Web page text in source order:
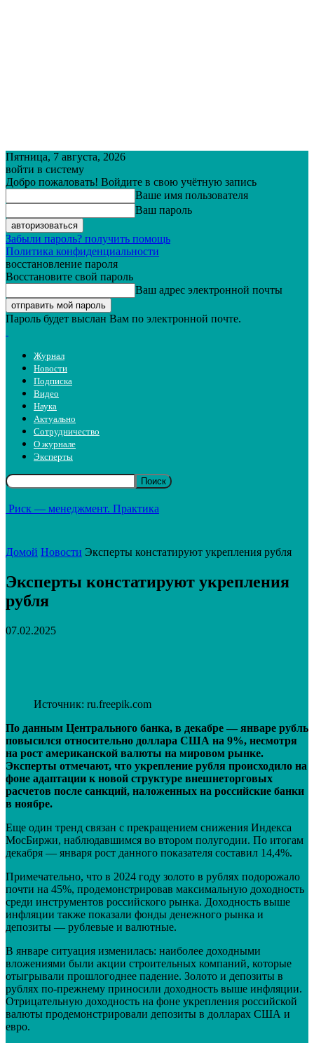
Пятница, 7 августа, 2026
войти в систему
Добро пожаловать! Войдите в свою учётную запись
Ваше имя пользователя
Ваш пароль
Забыли пароль? получить помощь
Политика конфиденциальности
восстановление пароля
Восстановите свой пароль
Ваш адрес электронной почты
Пароль будет выслан Вам по электронной почте.
Журнал
Новости
Подписка
Видео
Наука
Актуально
Сотрудничество
О журнале
Эксперты
Риск — менеджмент. Практика
Домой Новости Эксперты констатируют укрепления рубля
Эксперты констатируют укрепления
рубля
07.02.2025
Источник: ru.freepik.com
По данным Центрального банка, в декабре — январе рубль
повысился относительно доллара США на 9%, несмотря
на рост американской валюты на мировом рынке.
Эксперты отмечают, что укрепление рубля происходило на
фоне адаптации к новой структуре внешнеторговых
расчетов после санкций, наложенных на российские банки
в ноябре.
Еще один тренд связан с прекращением снижения Индекса
МосБиржи, наблюдавшимся во втором полугодии. По итогам
декабря — января рост данного показателя составил 14,4%.
Примечательно, что в 2024 году золото в рублях подорожало
почти на 45%, продемонстрировав максимальную доходность
среди инструментов российского рынка. Доходность выше
инфляции также показали фонды денежного рынка и
депозиты — рублевые и валютные.
В январе ситуация изменилась: наиболее доходными
вложениями были акции строительных компаний, которые
отыгрывали прошлогоднее падение. Золото и депозиты в
рублях по-прежнему приносили доходность выше инфляции.
Отрицательную доходность на фоне укрепления российской
валюты продемонстрировали депозиты в долларах США и
евро.